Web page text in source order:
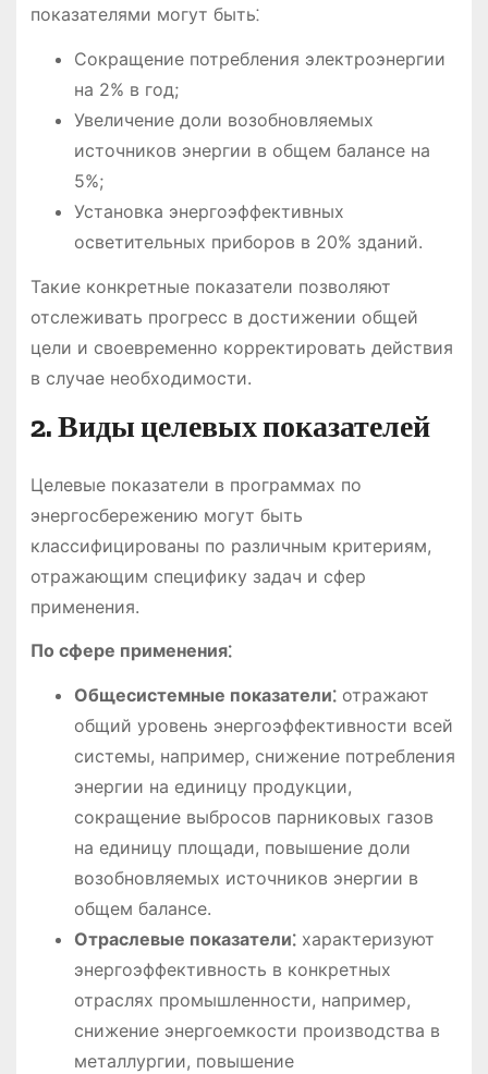
показателями могут быть⁚
Сокращение потребления электроэнергии
на 2% в год;
Увеличение доли возобновляемых
источников энергии в общем балансе на
5%;
Установка энергоэффективных
осветительных приборов в 20% зданий.
Такие конкретные показатели позволяют
отслеживать прогресс в достижении общей
цели и своевременно корректировать действия
в случае необходимости.
2. Виды целевых показателей
Целевые показатели в программах по
энергосбережению могут быть
классифицированы по различным критериям,
отражающим специфику задач и сфер
применения.
По сфере применения⁚
Общесистемные показатели⁚отражают
общий уровень энергоэффективности всей
системы, например, снижение потребления
энергии на единицу продукции,
сокращение выбросов парниковых газов
на единицу площади, повышение доли
возобновляемых источников энергии в
общем балансе.
Отраслевые показатели⁚характеризуют
энергоэффективность в конкретных
отраслях промышленности, например,
снижение энергоемкости производства в
металлургии, повышение